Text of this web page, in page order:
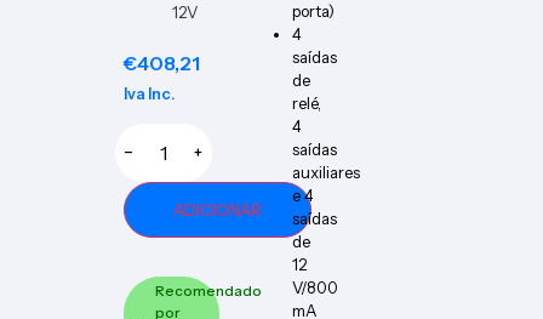
12V
€408,21
Iva Inc.
− +
ADICIONAR
Recomendado
por
porta)
4
saídas
de
relé,
4
saídas
auxiliares
e 4
saídas
de
12
V/800
mA